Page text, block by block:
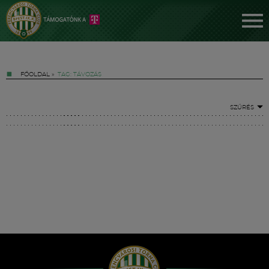
FŐOLDAL » TAG: TÁVOZÁS
SZŰRÉS
Hírek